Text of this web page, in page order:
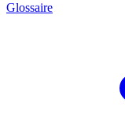
Glossaire